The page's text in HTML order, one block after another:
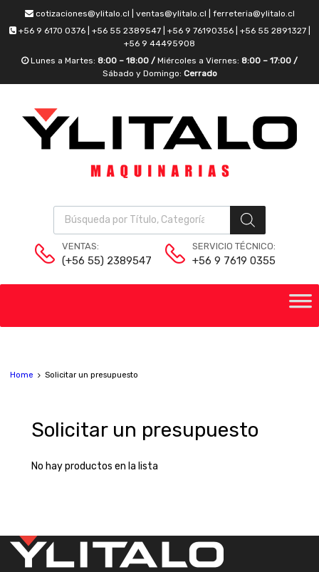
cotizaciones@ylitalo.cl | ventas@ylitalo.cl | ferreteria@ylitalo.cl
+56 9 6170 0376 | +56 55 2389547 | +56 9 76190356 | +56 55 2891327 |
+56 9 44495908
Lunes a Martes: 8:00 – 18:00 / Miércoles a Viernes: 8:00 – 17:00 /
Sábado y Domingo: Cerrado
VENTAS:
(+56 55) 2389547
SERVICIO TÉCNICO:
+56 9 7619 0355
Home Solicitar un presupuesto
Solicitarun presupuesto
No hay productos en la lista